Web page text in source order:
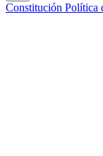
Constitución Política